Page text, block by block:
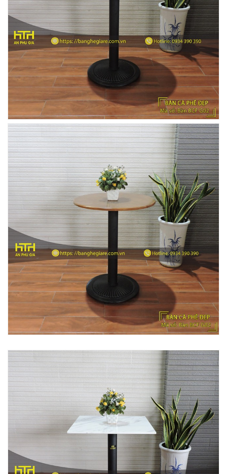
BÀN CAFE BCF01 GIÁ RẺ - MÃ SỐ: BCF01
650.000 VNĐ
BỘ BÀN GHẾ GỖ XẾP QUÁN NHẬU GIÁ RẺ - MÃ
SỐ: X001
2.270.000 VNĐ
Ghế Nhựa Nhập Khẩu - Mã SP: N46
450.000 VNĐ
Ghế Ăn nhập khẩu ELLA - Mã SP: GNK05
Liên hệ
BCF SX
750.000 VNĐ
GHẾ EAMES - GHẾ NHỰA CAFE CHÂN GỖ GIÁ RẺ
- MÃ SỐ: M002
550.000 VNĐ